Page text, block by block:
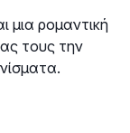
μια ρομαντική
τους την